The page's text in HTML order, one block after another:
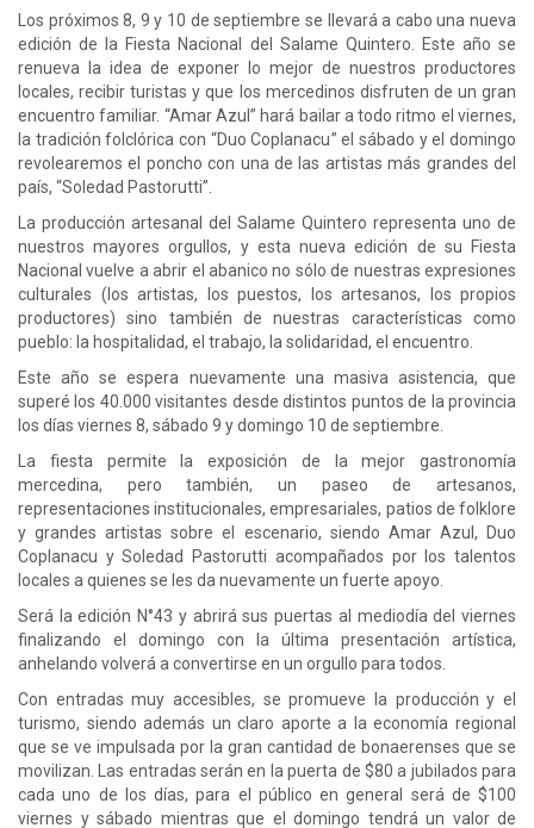
Los próximos 8, 9 y 10 de septiembre se llevará a cabo una nueva
edición de la Fiesta Nacional del Salame Quintero. Este año se
renueva la idea de exponer lo mejor de nuestros productores
locales, recibir turistas y que los mercedinos disfruten de un gran
encuentro familiar. “Amar Azul” hará bailar a todo ritmo el viernes,
la tradición folclórica con “Duo Coplanacu” el sábado y el domingo
revolearemos el poncho con una de las artistas más grandes del
país, “Soledad Pastorutti”.
La producción artesanal del Salame Quintero representa uno de
nuestros mayores orgullos, y esta nueva edición de su Fiesta
Nacional vuelve a abrir el abanico no sólo de nuestras expresiones
culturales (los artistas, los puestos, los artesanos, los propios
productores) sino también de nuestras características como
pueblo: la hospitalidad, el trabajo, la solidaridad, el encuentro.
Este año se espera nuevamente una masiva asistencia, que
superé los 40.000 visitantes desde distintos puntos de la provincia
los días viernes 8, sábado 9 y domingo 10 de septiembre.
La fiesta permite la exposición de la mejor gastronomía
mercedina, pero también, un paseo de artesanos,
representaciones institucionales, empresariales, patios de folklore
y grandes artistas sobre el escenario, siendo Amar Azul, Duo
Coplanacu y Soledad Pastorutti acompañados por los talentos
locales a quienes se les da nuevamente un fuerte apoyo.
Será la edición N°43 y abrirá sus puertas al mediodía del viernes
finalizando el domingo con la última presentación artística,
anhelando volverá a convertirse en un orgullo para todos.
Con entradas muy accesibles, se promueve la producción y el
turismo, siendo además un claro aporte a la economía regional
que se ve impulsada por la gran cantidad de bonaerenses que se
movilizan. Las entradas serán en la puerta de $80 a jubilados para
cada uno de los días, para el público en general será de $100
viernes y sábado mientras que el domingo tendrá un valor de